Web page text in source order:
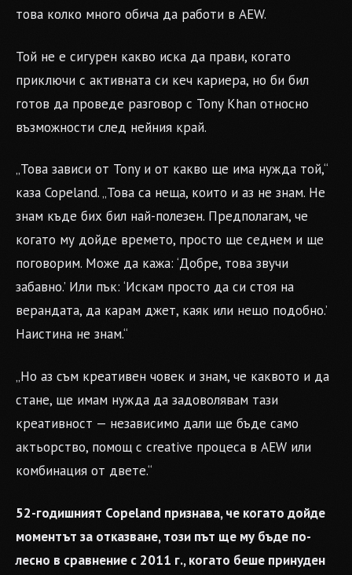
това колко много обича да работи в AEW.
Той не е сигурен какво иска да прави, когато
приключи с активната си кеч кариера, но би бил
готов да проведе разговор с Tony Khan относно
възможности след нейния край.
„Това зависи от Tony и от какво ще има нужда той,“
каза Copeland. „Това са неща, които и аз не знам. Не
знам къде бих бил най-полезен. Предполагам, че
когато му дойде времето, просто ще седнем и ще
поговорим. Може да кажа: ‘Добре, това звучи
забавно.’ Или пък: ‘Искам просто да си стоя на
верандата, да карам джет, каяк или нещо подобно.’
Наистина не знам.“
„Но аз съм креативен човек и знам, че каквото и да
стане, ще имам нужда да задоволявам тази
креативност — независимо дали ще бъде само
актьорство, помощ с creative процеса в AEW или
комбинация от двете.“
52-годишният Copeland признава, че когато дойде
моментът за отказване, този път ще му бъде по-
лесно в сравнение с 2011 г., когато беше принуден